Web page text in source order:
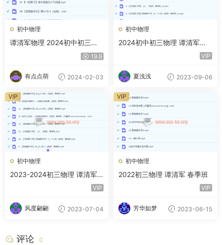
初中物理
谭清军物理 2024初中初三物
理 春季班上 百度云网盘下载19.9
有点点萌 2024-02-03
初中物理
2024初中初三物理 谭清军物
理 秋季班 上 百度云网盘下载
VIP
夏浅浅 2023-09-06
初中物理
2023-2024初三物理 谭清军
VIP
风度翩翩 2023-07-04
VIP
初中物理
2022初三物理 谭清军 春季班
VIP
芳华如梦 2023-06-15
VIP
评论 0